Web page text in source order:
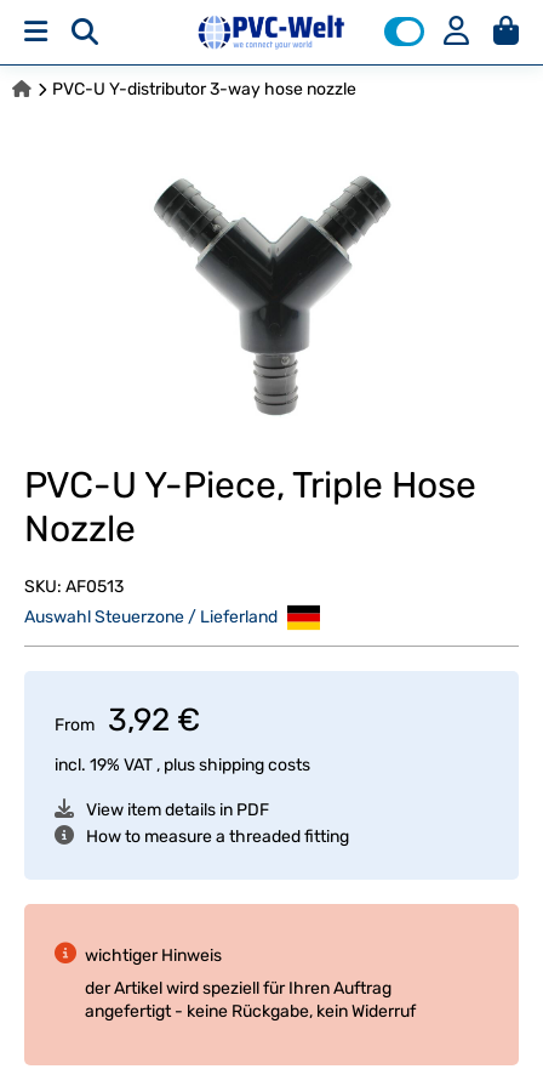
PVC-U Y-distributor 3-way hose nozzle
PVC-U Y-Piece, Triple Hose
Nozzle
SKU: AF0513
Auswahl Steuerzone / Lieferland
From 3,92 €
incl. 19% VAT , plusshipping costs
View item details in PDF
How to measure a threaded fitting
wichtiger Hinweis
der Artikel wird speziell für Ihren Auftrag
angefertigt - keine Rückgabe, kein Widerruf